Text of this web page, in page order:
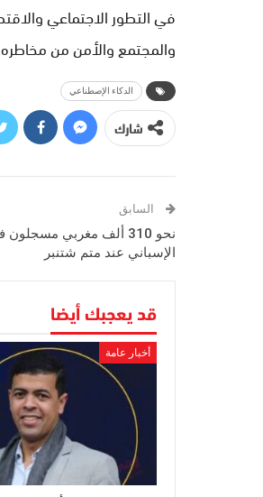
في التطور الاجتماعي
والمجتمع والأمن من
الدكاء الإصطناعي
شارك
السابق
نحو 310 ألف مغربي
الإسباني عند متم شتنبر
قد يعجبك أيضا
أخبار عامة